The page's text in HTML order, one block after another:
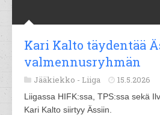
Kari Kalto täydentää
valmennusryhmän
Jääkiekko - Liiga 15.5.2026
Liigassa HIFK:ssa, TPS:ssa sekä
Kari Kalto siirtyy Ässiin.